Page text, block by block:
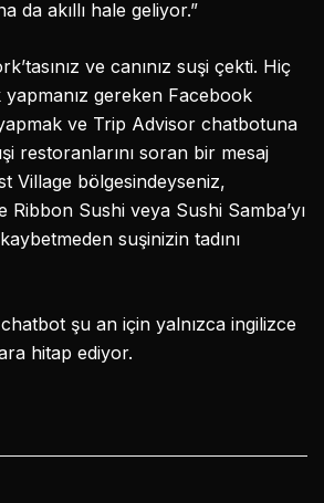
da akıllı hale geliyor.”
ve canınız suşi çekti. Hiç
gereken Facebook
ve Trip Advisor chatbotuna
restoranlarını soran bir mesaj
Village bölgesindeyseniz,
Ribbon Sushi veya Sushi Samba’yı
suşinizin tadını
şu an için yalnızca ingilizce
hitap ediyor.